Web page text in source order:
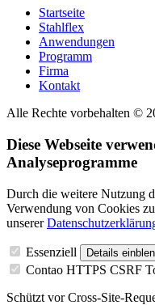
Startseite
Stahlflex
Anwendungen
Programm
Firma
Kontakt
Alle Rechte vorbehalten ©
Diese Webseite
Analyseprogramme
Durch die weitere Nutzung
Verwendung von Cookies
unserer
Essenziell Details
Contao HTTPS CSRF
Schützt vor Cross-Site-